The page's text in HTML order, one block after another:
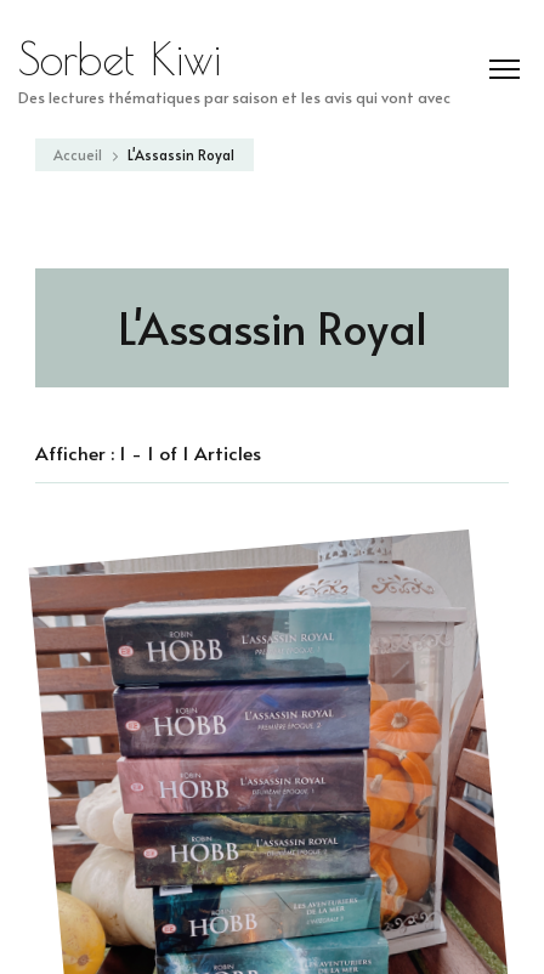
Sorbet Kiwi
Des lectures thématiques par saison et les avis qui vont avec
Accueil L'Assassin Royal
L'Assassin Royal
Afficher : 1 - 1 of 1 Articles